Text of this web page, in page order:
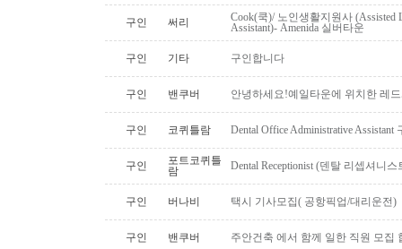
구인 써리
Cook(쿡)/ 노인생활지원사 (Assisted
Assistant)- Amenida 실버타운
구인 기타 구인합니다
구인 밴쿠버 안녕하세요!예일타운에 위치한 레
구인 코퀴틀람 Dental Office Administrative Assistant
구인
포트코퀴틀
람
Dental Receptionist (덴탈 리셉셔니
구인 버나비 택시 기사모집( 공항픽업/대리운전)
구인 밴쿠버 주안건축 에서 함께 일한 직원 모집